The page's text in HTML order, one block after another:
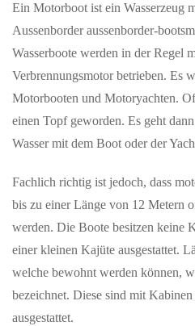
MAI 22, 2026
Willkommen auf der neuen
Der FC Schaffhausen freut sich,
präsentieren zu dürfen. Modern,
selbstverständlich in…
JUNI 02, 2026
Musik
Waldshut-Tiengen — Formenreich
von Stefan Gross, die…
Auszeichnung für digitale
Ein Motorboot ist ein Wasserzeug
Aussenborder aussenborder-
Wasserboote werden in der Regel
Verbrennungsmotor betrieben. Es
Motorbooten und Motoryachten.
einen Topf geworden. Es geht
Wasser mit dem Boot oder der
Fachlich richtig ist jedoch, dass
bis zu einer Länge von 12 Metern
werden. Die Boote besitzen keine
einer kleinen Kajüte ausgestattet.
welche bewohnt werden können,
bezeichnet. Diese sind mit
ausgestattet.